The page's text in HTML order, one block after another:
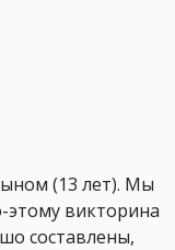
(13 лет). Мы
этому викторина
составлены,